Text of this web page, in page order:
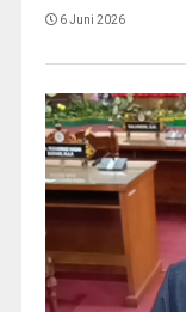
6 Juni 2026